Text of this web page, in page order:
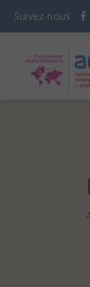
Suivez-nous